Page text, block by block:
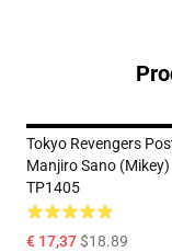
Tokyo Revengers
Manjiro Sano
TP1405
€ 17,37$18.89